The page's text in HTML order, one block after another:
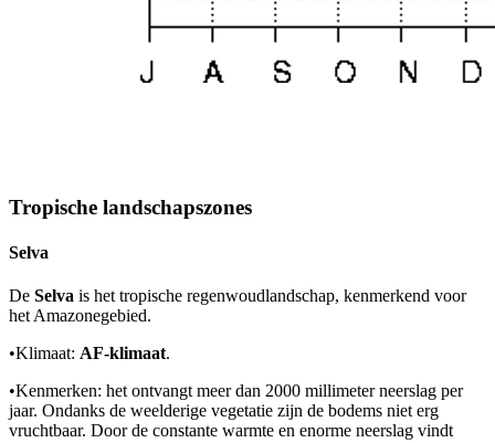
Tropische landschapszones
Selva
De Selva is het tropische regenwoudlandschap, kenmerkend voor
het Amazonegebied.
•Klimaat: AF-klimaat.
•Kenmerken: het ontvangt meer dan 2000 millimeter neerslag per
jaar. Ondanks de weelderige vegetatie zijn de bodems niet erg
vruchtbaar. Door de constante warmte en enorme neerslag vindt